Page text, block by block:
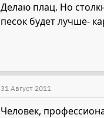
Делаю плац. Но
песок будет лучше-
31 Август 2011
Человек,